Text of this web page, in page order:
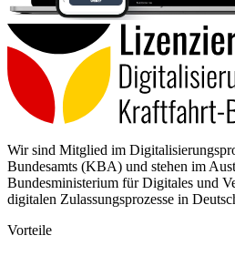
Wir sind Mitglied im
Bundesamts (KBA) und stehen im
Bundesministerium für Digitales und
digitalen Zulassungsprozesse in
Vorteile